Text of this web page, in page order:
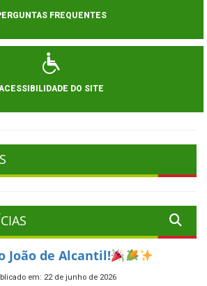
FREQUENTES
DO SITE
João de Alcantil!
em: 22 de junho de 2026